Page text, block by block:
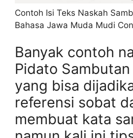
Contoh Isi Teks Naskah
Bahasa Jawa Muda Mudi
Banyak contoh
Pidato
yang bisa
referensi sobat
membuat kata